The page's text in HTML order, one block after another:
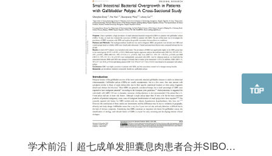
学术前沿丨超七成单发胆囊息肉患者合并SIBO，女性群体关联风险更突出